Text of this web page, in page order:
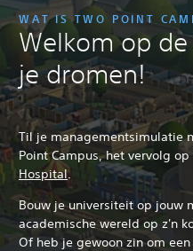
WAT IS TWO POINT
Welkom op
je dromen!
Til je managementsimulatie
Point Campus, het vervolg
Hospital.
Bouw je universiteit op jouw
academische wereld op z'n
Of heb je gewoon zin om